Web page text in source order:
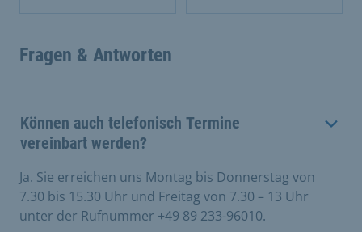
Fragen & Antworten
Können auch telefonisch Termine
vereinbart werden?
Ja. Sie erreichen uns Montag bis Donnerstag von
7.30 bis 15.30 Uhr und Freitag von 7.30 – 13 Uhr
unter der Rufnummer +49 89 233-96010.